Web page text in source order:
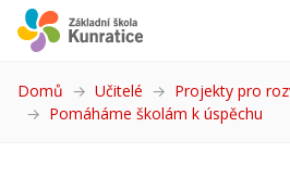
Domů Učitelé
Projekty pro
Pomáháme školám k úspěchu